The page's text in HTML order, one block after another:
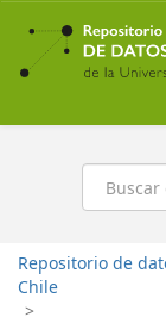
Ir
contenido
principal
Buscar
Repositorio de
Chile
>